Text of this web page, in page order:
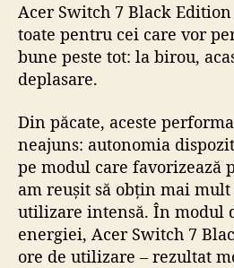
Acer Switch 7 Black
toate pentru cei care vor
bune peste tot: la birou,
deplasare.
Din păcate, aceste
neajuns: autonomia
pe modul care favorizează
am reușit să obțin mai mult
utilizare intensă. În modul
energiei, Acer Switch 7
ore de utilizare – rezultat